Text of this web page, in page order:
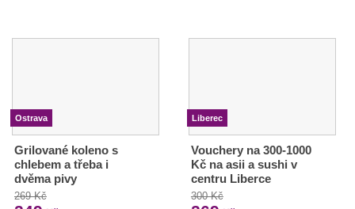
Ostrava
Grilované koleno s
chlebem a třeba i
dvěma pivy
269 Kč
Liberec
Vouchery na 300-1000
Kč na asii a sushi v
centru Liberce
300 Kč